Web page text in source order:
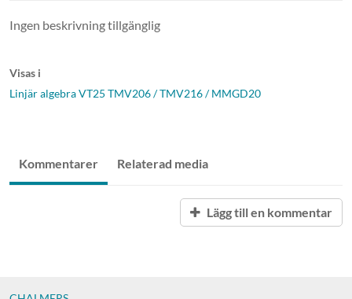
Ingen beskrivning tillgänglig
Visas i
Linjär algebra VT25 TMV206 / TMV216 / MMGD20
Kommentarer Relaterad media
Lägg till en kommentar